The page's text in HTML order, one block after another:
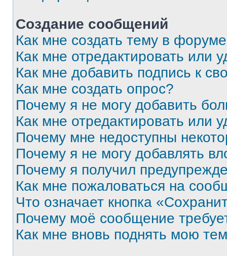
Создание сообщений
Как мне создать тему в
Как мне отредактировать или
Как мне добавить подпись к
Как мне создать опрос?
Почему я не могу добавить
Как мне отредактировать или
Почему мне недоступны
Почему я не могу добавлять
Почему я получил
Как мне пожаловаться на
Что означает кнопка
Почему моё сообщение
Как мне вновь поднять мою